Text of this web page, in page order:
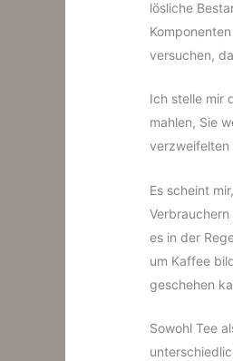
lösliche
versuchen,
Ich stelle mir
mahlen, Sie
verzweifelten
Es scheint
es in der
um Kaffee
geschehen
Sowohl Tee